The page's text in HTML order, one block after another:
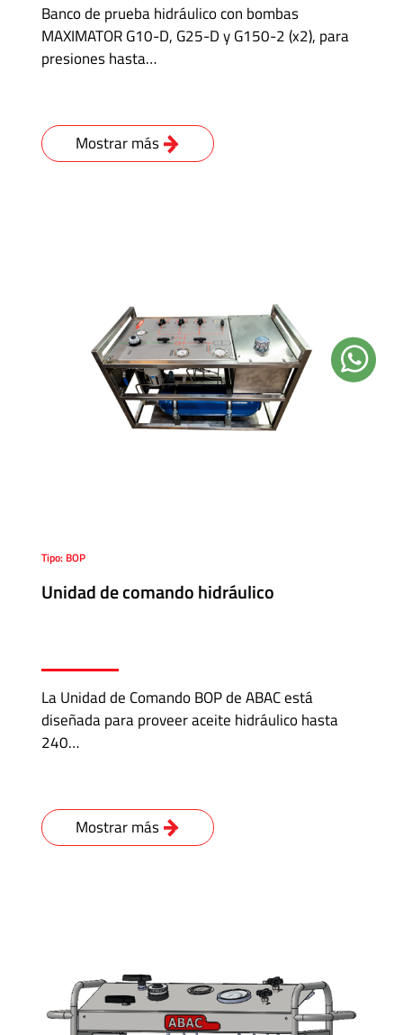
Banco de prueba hidráulico con bombas
MAXIMATOR G10-D, G25-D y G150-2 (x2), para
presiones hasta…
Mostrar más
Tipo: BOP
Unidad de comando hidráulico
La Unidad de Comando BOP de ABAC está
diseñada para proveer aceite hidráulico hasta
240…
Mostrar más